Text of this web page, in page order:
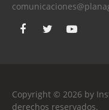
Copyright © 2026 by
derechos reservados.